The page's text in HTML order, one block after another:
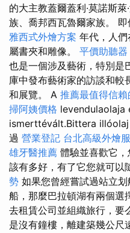
的大主教蓋爾蓋利·莫諾斯
族、喬邦西瓦魯爾家族。 即
雅西式外燴方案 年代，人
屬書夾和雕像。 平價助聽器
也是一個涉及藝術，特別是
庫中發布藝術家的訪談和較
和展覽。 A 推薦最值得信賴
掃阿姨價格 levendulaolaja
ismerttévált.Bittera illóolaj
過 營業登記 台北高級外燴
雄牙醫推薦 體驗並喜歡它
該有多好，有了它您就可以
勢 如果您曾經嘗試過站立
船，那麼巴拉頓湖有兩個選
去租賃公司並組織旅行，要
是沒有鐘樓，離建築幾公尺